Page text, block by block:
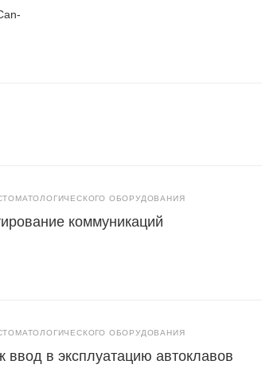
ОБОРУДОВАНИЯ
коммуникаций
ОБОРУДОВАНИЯ
ввод в эксплуатацию автоклавов